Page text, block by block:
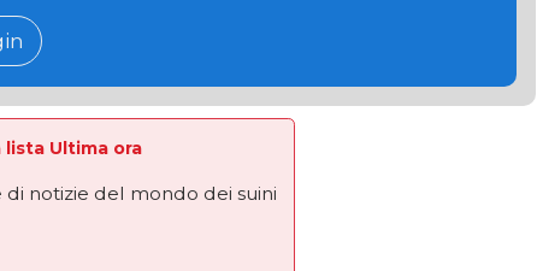
Ultima ora
notizie del mondo dei suini